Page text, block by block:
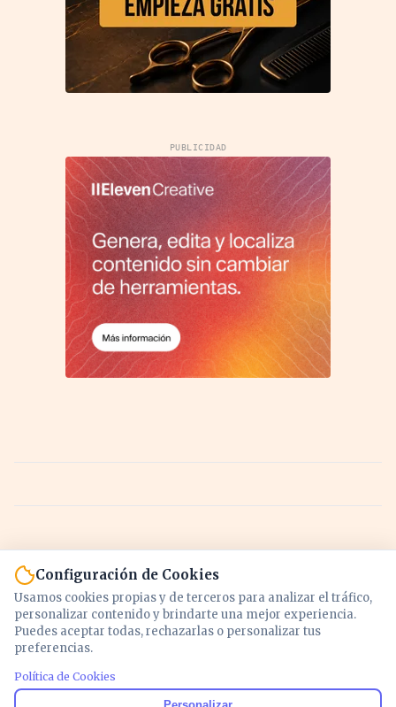
PUBLICIDAD
Noticias y análisis de economía, mercados,
Configuración de Cookies
Usamos cookies propias y de terceros para analizar el tráfico,
personalizar contenido y brindarte una mejor experiencia.
Puedes aceptar todas, rechazarlas o personalizar tus
preferencias.
Política de Cookies
Personalizar